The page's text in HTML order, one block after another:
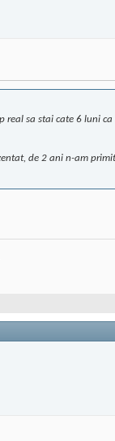
sa stai cate 6 luni
de 2 ani n-am